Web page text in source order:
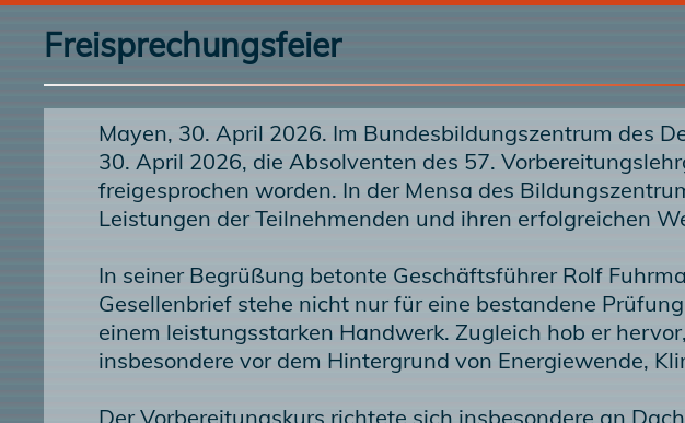
Freisprechungsfeier
Mayen, 30. April 2026. Im Bundesbildungszentrum des
30. April 2026, die Absolventen des 57.
freigesprochen worden. In der Mensa des
Leistungen der Teilnehmenden und ihren erfolgreichen
In seiner Begrüßung betonte Geschäftsführer Rolf
Gesellenbrief stehe nicht nur für eine bestandene
einem leistungsstarken Handwerk. Zugleich hob er
insbesondere vor dem Hintergrund von Energiewende,
Der Vorbereitungskurs richtete sich insbesondere an